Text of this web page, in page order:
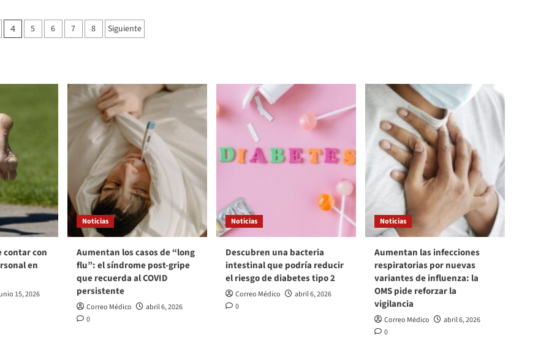
4 5 6 7 8 Siguiente
contar con
en
15, 2026
Noticias
Aumentan los casos de “long
flu”: el síndrome post‑gripe
que recuerda al COVID
persistente
Correo Médico
abril 6, 2026
0
Noticias
Descubren una bacteria
intestinal que podría reducir
el riesgo de diabetes tipo 2
Correo Médico
abril 6, 2026
0
Noticias
Aumentan las infecciones
respiratorias por nuevas
variantes de influenza: la
OMS pide reforzar la
vigilancia
Correo Médico
abril 6, 2026
0